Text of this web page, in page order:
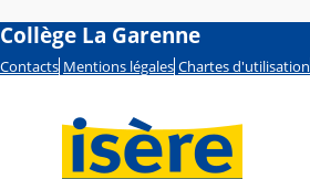
Collège La Garenne
Contacts Mentions légales Chartes d'utilisation